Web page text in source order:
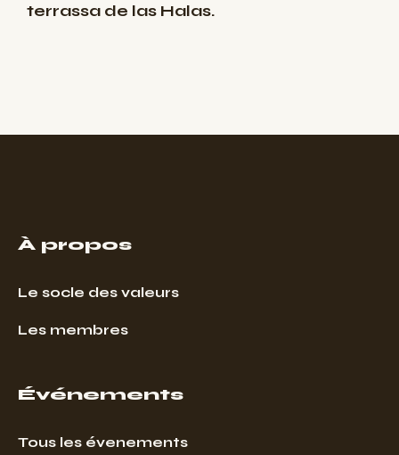
terrassa de las Halas.
À propos
Le socle des valeurs
Les membres
Événements
Tous les évenements